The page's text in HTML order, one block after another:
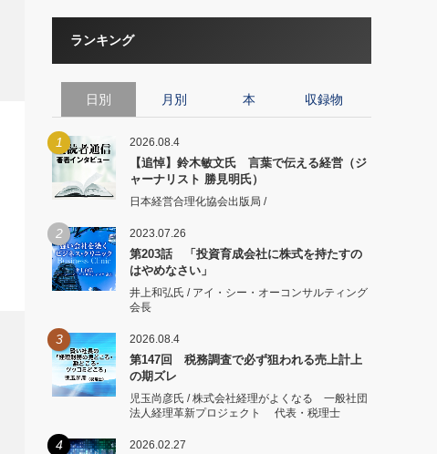
ランキング
日別 月別 本 収録物
1 2026.08.4
【追悼】鈴木敏文氏 言葉で伝える経営（ジ
ャーナリスト 勝見明氏）
日本経営合理化協会出版局 /
2 2023.07.26
第203話 「投資育成会社に株式を持たすの
はやめなさい」
井上和弘氏 / アイ・シー・オーコンサルティング
会長
3 2026.08.4
第147回 税務調査で必ず狙われる売上計上
の期ズレ
児玉尚彦氏 / 株式会社経理がよくなる 一般社団
法人経理革新プロジェクト 代表・税理士
4 2026.02.27